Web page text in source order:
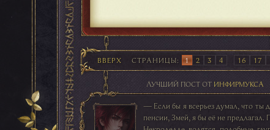
ВВЕРХ СТРАНИЦЫ 1 2 3 4 16 17
ЛУЧШИЙ ПОСТ ОТ ИНФИРМУКСА
— Если бы я всерьез думал, что ты
пенсии, Змей, я бы её не предлагал.